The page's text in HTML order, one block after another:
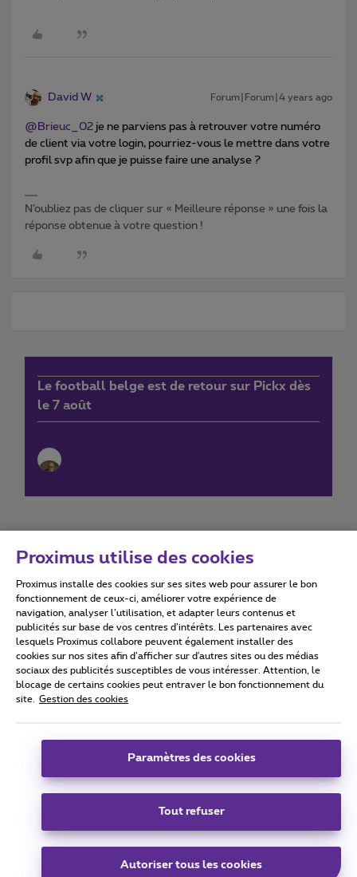
David W Forum|Forum|4 years ago
@Brieuc_02 je ne parviens pas à retrouver votre numéro
de client via votre login, pourriez-vous le mettre dans votre
profil svp afin que je puisse faire une analyse ?
N’oubliez pas de cliquer sur « Meilleure réponse » une fois la
réponse obtenue à votre question !
Le football belge est de retour sur Pickx dès
le 7 août
Conditions d'utilisation Accessibility statement
Tous droits réservés. © 2026
Conditions générales, info consommateur
Coordonnées de l’entreprise
Boulevard du Roi Albert II 27 - B-1030 Bruxelles.
Carrier & Wholesale Solutions
|Telindus
Proximus utilise des cookies
Proximus installe des cookies sur ses sites web pour assurer le bon
fonctionnement de ceux-ci, améliorer votre expérience de
navigation, analyser l’utilisation, et adapter leurs contenus et
publicités sur base de vos centres d’intérêts. Les partenaires avec
lesquels Proximus collabore peuvent également installer des
cookies sur nos sites afin d’afficher sur d'autres sites ou des médias
sociaux des publicités susceptibles de vous intéresser. Attention, le
blocage de certains cookies peut entraver le bon fonctionnement du
site.
Gestion des cookies
Paramètres des cookies
Tout refuser
Autoriser tous les cookies